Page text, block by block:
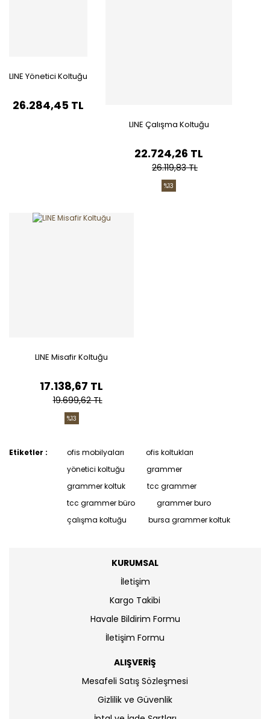
LINE Yönetici Koltuğu
26.284,45 TL
LINE Çalışma Koltuğu
22.724,26 TL
26.119,83 TL
%13
LINE Misafir Koltuğu
17.138,67 TL
19.699,62 TL
%13
Etiketler : ofis mobilyaları
ofis koltukları
yönetici koltuğu
grammer
grammer koltuk
tcc grammer
tcc grammer büro
grammer buro
çalışma koltuğu
bursa grammer koltuk
KURUMSAL
İletişim
Kargo Takibi
Havale Bildirim Formu
İletişim Formu
ALIŞVERİŞ
Mesafeli Satış Sözleşmesi
Gizlilik ve Güvenlik